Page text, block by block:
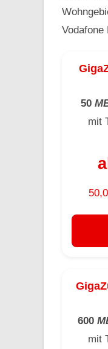
Vodafone
50
mit
600
mit